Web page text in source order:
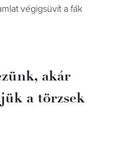
végigsüvít a fák
akár
a törzsek